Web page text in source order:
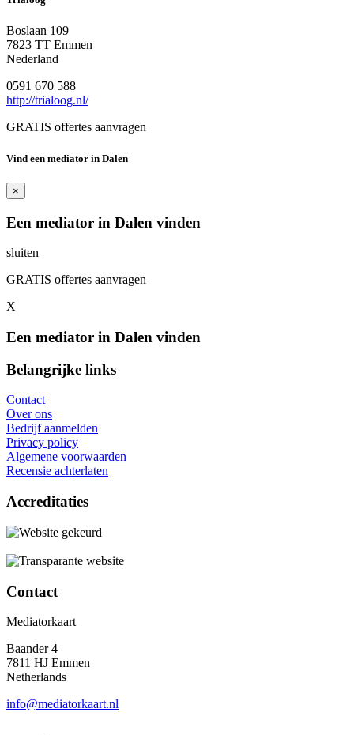
Boslaan 109
7823 TT Emmen
Nederland
0591 670 588
http://trialoog.nl/
GRATIS offertes aanvragen
Vind een mediator in Dalen
×
Een mediator in Dalen vinden
sluiten
GRATIS offertes aanvragen
X
Een mediator in Dalen vinden
Belangrijke links
Contact
Over ons
Bedrijf aanmelden
Privacy policy
Algemene voorwaarden
Recensie achterlaten
Accreditaties
Contact
Mediatorkaart
Baander 4
7811 HJ Emmen
Netherlands
info@mediatorkaart.nl